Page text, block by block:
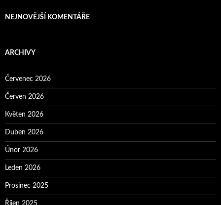
NEJNOVĚJŠÍ KOMENTÁŘE
ARCHIVY
Červenec 2026
Červen 2026
Květen 2026
Duben 2026
Únor 2026
Leden 2026
Prosinec 2025
Říjen 2025